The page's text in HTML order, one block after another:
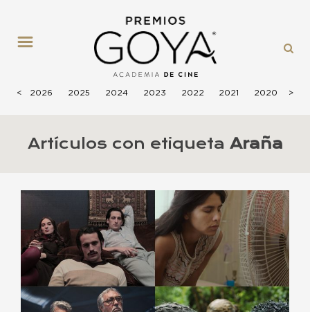
< 2026 2025 2024 2023 2022 2021 2020 >
Artículos con etiqueta Araña